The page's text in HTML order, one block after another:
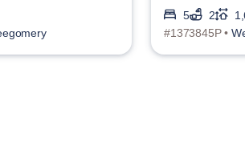
5 2
#1373845P •